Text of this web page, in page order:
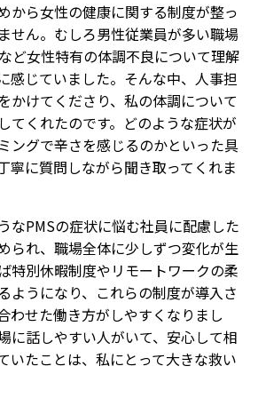
から女性の健康に関する制度が整っ
せん。むしろ男性従業員が多い職場
ど女性特有の体調不良について理解
感じていました。そんな中、人事担
かけてくださり、私の体調について
てくれたのです。どのような症状が
ングで辛さを感じるのかといった具
寧に質問しながら聞き取ってくれま
なPMSの症状に悩む社員に配慮した
られ、職場全体に少しずつ変化が生
特別休暇制度やリモートワークの柔
ようになり、これらの制度が導入さ
わせた働き方がしやすくなりまし
に話しやすい人がいて、安心して相
いたことは、私にとって大きな救い